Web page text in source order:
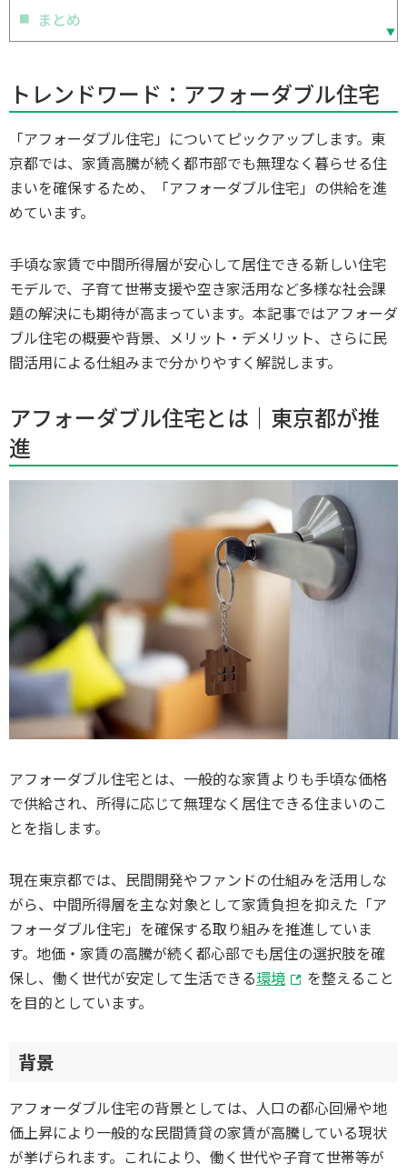
まとめ
トレンドワード：アフォーダブル住宅
「アフォーダブル住宅」についてピックアップします。東
京都では、家賃高騰が続く都市部でも無理なく暮らせる住
まいを確保するため、「アフォーダブル住宅」の供給を進
めています。
手頃な家賃で中間所得層が安心して居住できる新しい住宅
モデルで、子育て世帯支援や空き家活用など多様な社会課
題の解決にも期待が高まっています。本記事ではアフォーダ
ブル住宅の概要や背景、メリット・デメリット、さらに民
間活用による仕組みまで分かりやすく解説します。
アフォーダブル住宅とは｜東京都が推
進
アフォーダブル住宅とは、一般的な家賃よりも手頃な価格
で供給され、所得に応じて無理なく居住できる住まいのこ
とを指します。
現在東京都では、民間開発やファンドの仕組みを活用しな
がら、中間所得層を主な対象として家賃負担を抑えた「ア
フォーダブル住宅」を確保する取り組みを推進していま
す。地価・家賃の高騰が続く都心部でも居住の選択肢を確
保し、働く世代が安定して生活できる環境
を整えること
を目的としています。
背景
アフォーダブル住宅の背景としては、人口の都心回帰や地
価上昇により一般的な民間賃貸の家賃が高騰している現状
が挙げられます。これにより、働く世代や子育て世帯等が